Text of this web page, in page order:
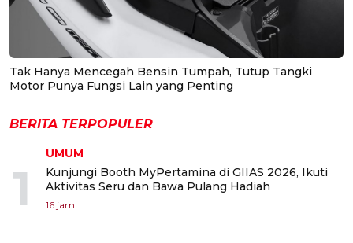
Tak Hanya Mencegah Bensin Tumpah, Tutup Tangki
Motor Punya Fungsi Lain yang Penting
BERITA TERPOPULER
1
UMUM
Kunjungi Booth MyPertamina di GIIAS 2026, Ikuti
Aktivitas Seru dan Bawa Pulang Hadiah
16 jam